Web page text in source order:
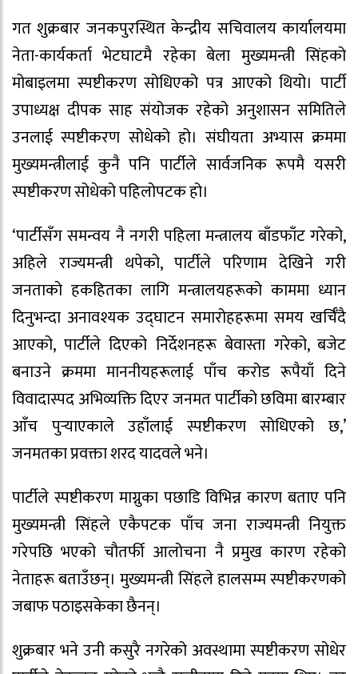
गत शुक्रबार जनकपुरस्थित केन्द्रीय सचिवालय कार्यालयमा
नेता-कार्यकर्ता भेटघाटमै रहेका बेला मुख्यमन्त्री सिंहको
मोबाइलमा स्पष्टीकरण सोधिएको पत्र आएको थियो। पार्टी
उपाध्यक्ष दीपक साह संयोजक रहेको अनुशासन समितिले
उनलाई स्पष्टीकरण सोधेको हो। संघीयता अभ्यास क्रममा
मुख्यमन्त्रीलाई कुनै पनि पार्टीले सार्वजनिक रूपमै यसरी
स्पष्टीकरण सोधेको पहिलोपटक हो।
‘पार्टीसँग समन्वय नै नगरी पहिला मन्त्रालय बाँडफाँट गरेको,
अहिले राज्यमन्त्री थपेको, पार्टीले परिणाम देखिने गरी
जनताको हकहितका लागि मन्त्रालयहरूको काममा ध्यान
दिनुभन्दा अनावश्यक उद्घाटन समारोहहरूमा समय खर्चिँदै
आएको, पार्टीले दिएको निर्देशनहरू बेवास्ता गरेको, बजेट
बनाउने क्रममा माननीयहरूलाई पाँच करोड रूपैयाँ दिने
विवादास्पद अभिव्यक्ति दिएर जनमत पार्टीको छविमा बारम्बार
आँच पुर्‍याएकाले उहाँलाई स्पष्टीकरण सोधिएको छ,’
जनमतका प्रवक्ता शरद यादवले भने।
पार्टीले स्पष्टीकरण माग्नुका पछाडि विभिन्न कारण बताए पनि
मुख्यमन्त्री सिंहले एकैपटक पाँच जना राज्यमन्त्री नियुक्त
गरेपछि भएको चौतर्फी आलोचना नै प्रमुख कारण रहेको
नेताहरू बताउँछन्। मुख्यमन्त्री सिंहले हालसम्म स्पष्टीकरणको
जबाफ पठाइसकेका छैनन्।
शुक्रबार भने उनी कसुरै नगरेको अवस्थामा स्पष्टीकरण सोधेर